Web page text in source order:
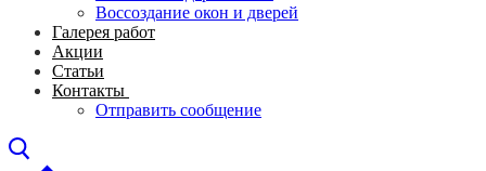
Воссоздание окон и дверей
Галерея работ
Акции
Статьи
Контакты
Отправить сообщение